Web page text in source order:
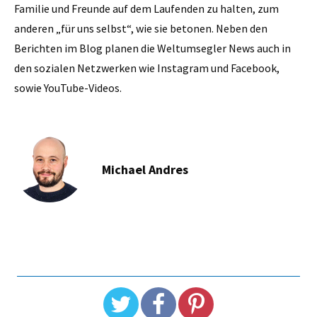
Familie und Freunde auf dem Laufenden zu halten, zum
anderen „für uns selbst“, wie sie betonen. Neben den
Berichten im Blog planen die Weltumsegler News auch in
den sozialen Netzwerken wie Instagram und Facebook,
sowie YouTube-Videos.
Michael Andres